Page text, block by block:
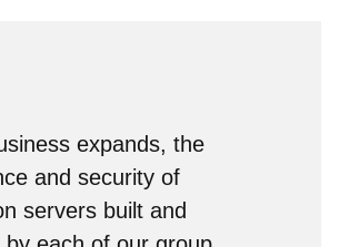
expands, the
and security of
servers built and